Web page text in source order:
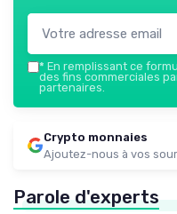
* En remplissant ce
des fins commerciales
partenaires.
Crypto monnaies
Ajoutez-nous à vos
Parole d'experts